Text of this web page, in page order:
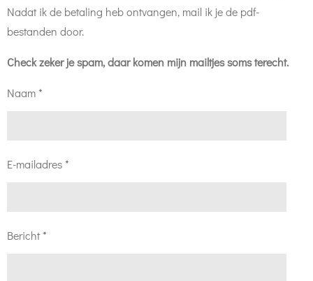
Nadat ik de betaling heb ontvangen, mail ik je de pdf-
bestanden door.
Check zeker je spam, daar komen mijn mailtjes soms terecht.
Naam *
E-mailadres *
Bericht *